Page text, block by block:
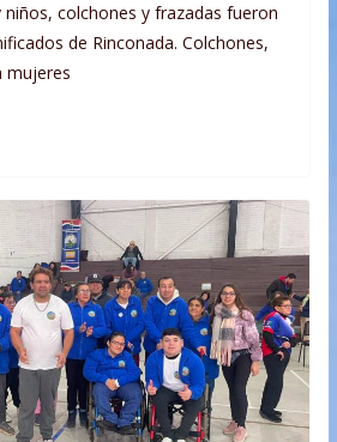
colchones y frazadas fueron
de Rinconada. Colchones,
mujeres